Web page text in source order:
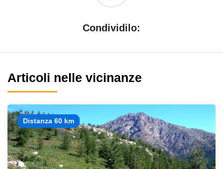
Condividilo:
Articoli nelle vicinanze
Distanza 60 km